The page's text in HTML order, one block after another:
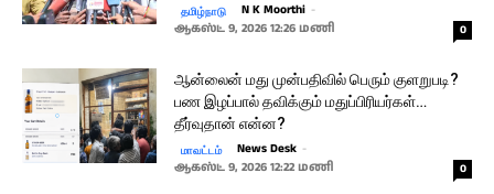
தமிழ்நாடு N K Moorthi -
ஆகஸ்ட் 9, 2026 12:26 மணி
0
ஆன்லைன் மது முன்பதிவில் பெரும் குளறுபடி?
பண இழப்பால் தவிக்கும் மதுப்பிரியர்கள்…
தீர்வுதான் என்ன?
மாவட்டம் News Desk -
ஆகஸ்ட் 9, 2026 12:22 மணி
0